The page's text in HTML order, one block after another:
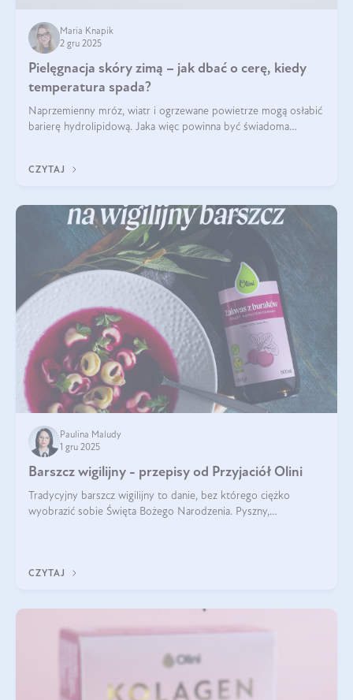
Maria Knapik
2 gru 2025
Pielęgnacja skóry zimą – jak dbać o cerę, kiedy
temperatura spada?
Naprzemienny mróz, wiatr i ogrzewane powietrze mogą osłabić
barierę hydrolipidową. Jaka więc powinna być świadoma
CZYTAJ
Paulina Maludy
1 gru 2025
Barszcz wigilijny - przepisy od Przyjaciół Olini
Tradycyjny barszcz wigilijny to danie, bez którego ciężko
wyobrazić sobie Święta Bożego Narodzenia. Pyszny,
CZYTAJ